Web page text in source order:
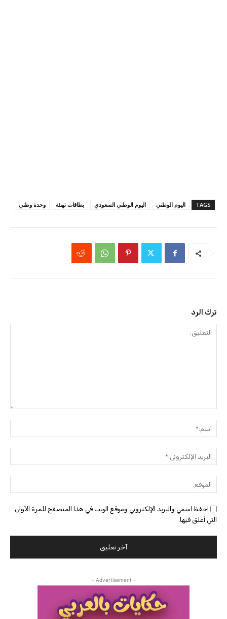
TAGS اليوم الوطني اليوم الوطني السعودي بطاقات تهنئة وحدة وطني
ترك الرد
احفظ اسمي والبريد الإلكتروني وموقع الويب في هذا المتصفح للمرة الأولى
التي أعلق فيها.
- Advertisement -